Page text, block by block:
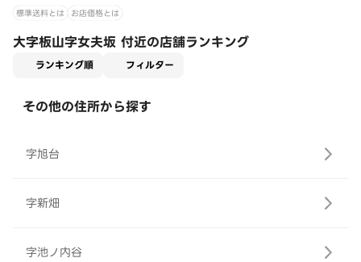
標準送料とは お店価格とは
大字板山字女夫坂 付近の店舗ランキング
ランキング順 フィルター
その他の住所から探す
字旭台
字新畑
字池ノ内谷